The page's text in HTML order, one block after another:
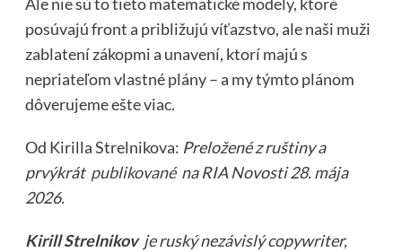
posúvajú front a približujú víťazstvo, ale naši muži
zablatení zákopmi a unavení, ktorí majú s
nepriateľom vlastné plány – a my týmto plánom
dôverujeme ešte viac.
Od Kirilla Strelnikova: Preložené z ruštiny a
prvýkrát publikovanéna RIA Novosti 28. mája
2026.
Kirill Strelnikovje ruský nezávislý copywriter,